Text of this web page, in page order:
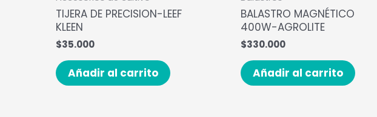
TIJERA DE PRECISION-LEEF
KLEEN
$35.000
Añadir al carrito
BALASTRO MAGNÉTICO
400W-AGROLITE
$330.000
Añadir al carrito